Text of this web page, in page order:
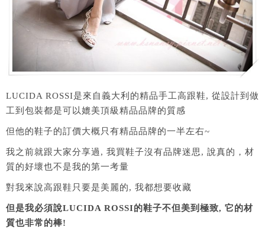
LUCIDA ROSSI是來自義大利的精品手工高跟鞋, 從設計到做
工到包裝都是可以媲美頂級精品品牌的質感
但他的鞋子的訂價大概只有精品品牌的一半左右~
我之前就跟大家分享過, 我買鞋子沒有品牌迷思, 說真的，材
質的好壞也不是我的第一考量
對我來說高跟鞋只要是美麗的, 我都想要收藏
但是我必須說LUCIDA ROSSI的鞋子不但美到極致, 它的材
質也非常的棒!